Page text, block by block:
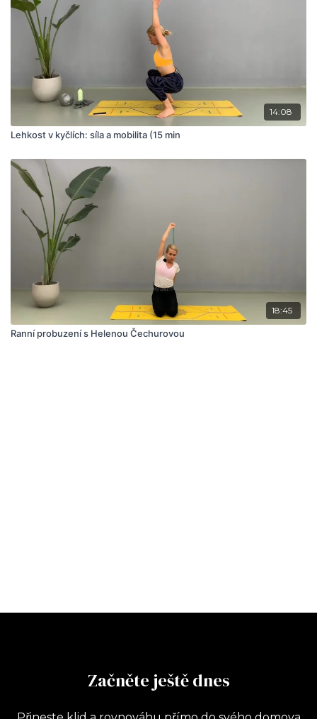
14:08
Lehkost v kyčlích: síla a mobilita (15 min
18:45
Ranní probuzení s Helenou Čechurovou
Začněte ještě dnes